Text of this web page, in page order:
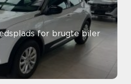
for brugte biler